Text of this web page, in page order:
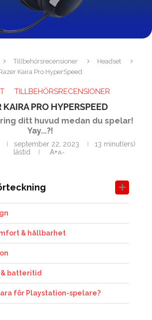
Tillbehörsrecensioner
Headset
Kaira Pro HyperSpeed
TILLBEHÖRSRECENSIONER
KAIRA PRO HYPERSPEED
ditt huvud medan du spelar!
Yay...?!
september 22, 2023
13 minut(ers)
lästid
A+A-
& hållbarhet
batteritid
för Playstation-spelare?